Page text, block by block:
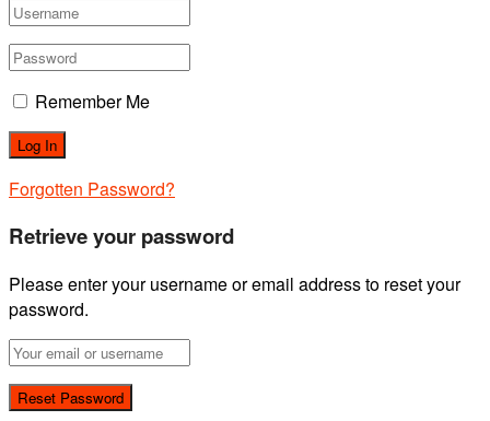
Remember Me
Forgotten Password?
Retrieve your password
Please enter your username or email address to reset your
password.